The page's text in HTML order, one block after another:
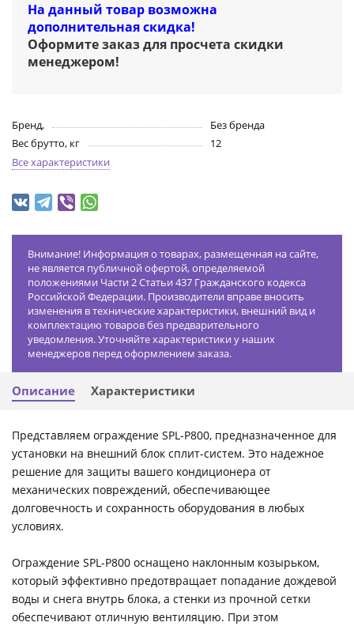
На данный товар возможна
дополнительная скидка!
Оформите заказ для просчета скидки
менеджером!
Бренд,
Без бренда
Вес брутто, кг
12
Все характеристики
Внимание! Информация о товарах, размещенная на сайте,
не является публичной офертой, определяемой
положениями Части 2 Статьи 437 Гражданского кодекса
Российской Федерации. Производители вправе вносить
изменения в технические характеристики, внешний вид и
комплектацию товаров без предварительного
уведомления. Уточняйте характеристики у наших
менеджеров перед оформлением заказа.
Описание Характеристики
Представляем ограждение SPL-P800, предназначенное для
установки на внешний блок сплит-систем. Это надежное
решение для защиты вашего кондиционера от
механических повреждений, обеспечивающее
долговечность и сохранность оборудования в любых
условиях.
Ограждение SPL-P800 оснащено наклонным козырьком,
который эффективно предотвращает попадание дождевой
воды и снега внутрь блока, а стенки из прочной сетки
обеспечивают отличную вентиляцию. При этом